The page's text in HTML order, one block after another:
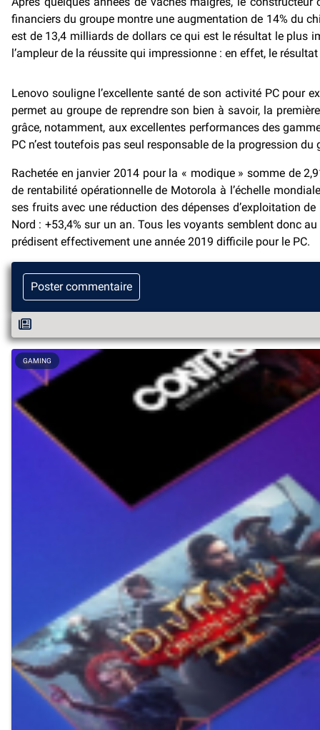
financiers du groupe montre une augmentation de 14% du
est de 13,4 milliards de dollars ce qui est le résultat le plus
l’ampleur de la réussite qui impressionne : en effet, le
Lenovo souligne l’excellente santé de son activité PC pour
permet au groupe de reprendre son bien à savoir, la
grâce, notamment, aux excellentes performances des
PC n’est toutefois pas seul responsable de la progression
Rachetée en janvier 2014 pour la « modique » somme de
de rentabilité opérationnelle de Motorola à l’échelle
ses fruits avec une réduction des dépenses d’exploitation
Nord : +53,4% sur un an. Tous les voyants semblent donc
prédisent effectivement une année 2019 difficile pour le PC.
Poster commentaire
GAMING